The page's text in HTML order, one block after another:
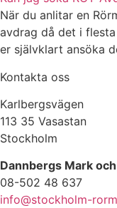
När du anlitar en
avdrag då det i
er självklart ansöka
Kontakta oss
Karlbergsvägen
113 35 Vasastan
Stockholm
Dannbergs Mark
08-502 48 637
info@stockholm-